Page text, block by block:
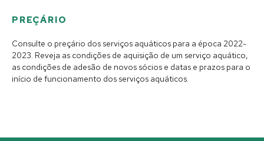
PREÇÁRIO
Consulte o preçário dos serviços aquáticos para a época 2022-
2023. Reveja as condições de aquisição de um serviço aquático,
as condições de adesão de novos sócios e datas e prazos para o
início de funcionamento dos serviços aquáticos.